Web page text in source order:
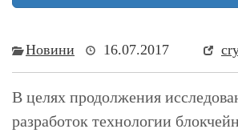
Новини 16.07.2017
В целях продолжения
разработок технологии